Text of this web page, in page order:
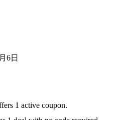
6日
1 active coupon.